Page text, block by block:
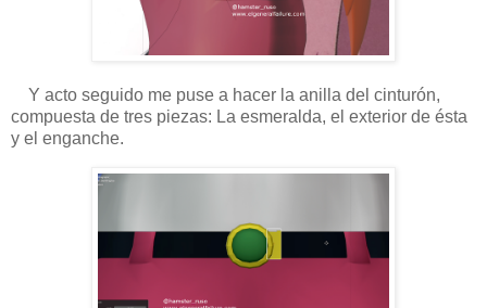
Y acto seguido me puse a hacer la anilla del cinturón,
compuesta de tres piezas: La esmeralda, el exterior de ésta
y el enganche.